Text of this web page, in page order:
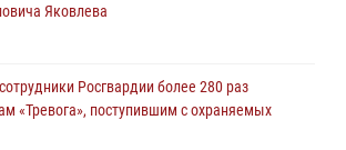
Яковлева
Росгвардии более 280 раз
«Тревога», поступившим с охраняемых